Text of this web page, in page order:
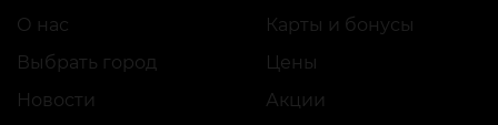
О нас
Выбрать город
Новости
Карты и бонусы
Цены
Акции